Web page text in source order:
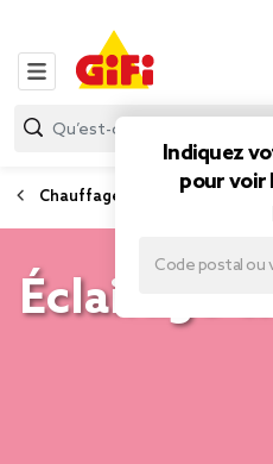
Indiquez
pour voir
Chauffage, ventilateur et
Éclairage